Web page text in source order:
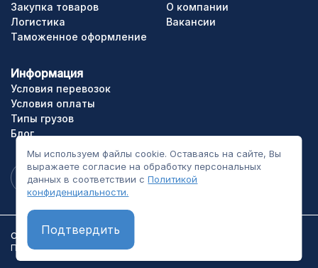
Мы используем файлы cookie. Оставаясь на сайте, Вы
выражаете согласие на обработку персональных
данных в соответствии сПолитикой
конфиденциальности.
Подтвердить
Закупка товаров
Логистика
Таможенное оформление
О компании
Вакансии
Информация
Условия перевозок
Условия оплаты
Типы грузов
Блог
ООО «ТЛГрупп». Все права сайта защищены.
Политика конфиденциальности